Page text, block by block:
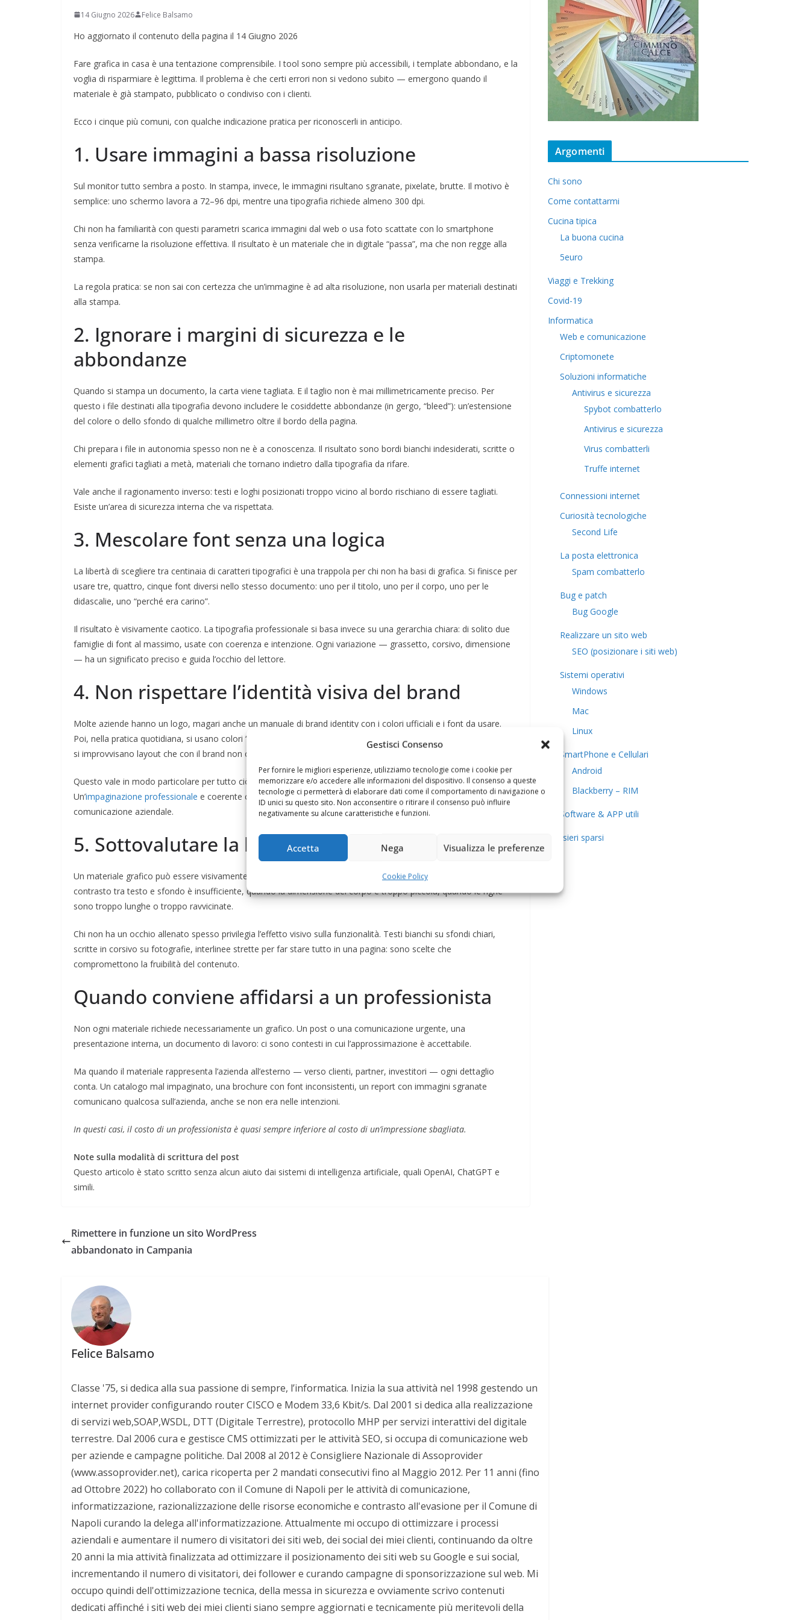
Gestisci Consenso
Per fornire le migliori esperienze, utilizziamo tecnologie come i cookie per
memorizzare e/o accedere alle informazioni del dispositivo. Il consenso a queste
tecnologie ci permetterà di elaborare dati come il comportamento di navigazione o
ID unici su questo sito. Non acconsentire o ritirare il consenso può influire
negativamente su alcune caratteristiche e funzioni.
Accetta Nega Visualizza le preferenze
Cookie Policy
14 Giugno 2026 Felice Balsamo
Ho aggiornato il contenuto della pagina il 14 Giugno 2026
Fare grafica in casa è una tentazione comprensibile. I tool sono sempre più accessibili, i template abbondano, e la
voglia di risparmiare è legittima. Il problema è che certi errori non si vedono subito — emergono quando il
materiale è già stampato, pubblicato o condiviso con i clienti.
Ecco i cinque più comuni, con qualche indicazione pratica per riconoscerli in anticipo.
1. Usare immagini a bassa risoluzione
Sul monitor tutto sembra a posto. In stampa, invece, le immagini risultano sgranate, pixelate, brutte. Il motivo è
semplice: uno schermo lavora a 72–96 dpi, mentre una tipografia richiede almeno 300 dpi.
Chi non ha familiarità con questi parametri scarica immagini dal web o usa foto scattate con lo smartphone
senza verificarne la risoluzione effettiva. Il risultato è un materiale che in digitale “passa”, ma che non regge alla
stampa.
La regola pratica: se non sai con certezza che un’immagine è ad alta risoluzione, non usarla per materiali destinati
alla stampa.
2. Ignorare i margini di sicurezza e le
abbondanze
Quando si stampa un documento, la carta viene tagliata. E il taglio non è mai millimetricamente preciso. Per
questo i file destinati alla tipografia devono includere le cosiddette abbondanze (in gergo, “bleed”): un’estensione
del colore o dello sfondo di qualche millimetro oltre il bordo della pagina.
Chi prepara i file in autonomia spesso non ne è a conoscenza. Il risultato sono bordi bianchi indesiderati, scritte o
elementi grafici tagliati a metà, materiali che tornano indietro dalla tipografia da rifare.
Vale anche il ragionamento inverso: testi e loghi posizionati troppo vicino al bordo rischiano di essere tagliati.
Esiste un’area di sicurezza interna che va rispettata.
3. Mescolare font senza una logica
La libertà di scegliere tra centinaia di caratteri tipografici è una trappola per chi non ha basi di grafica. Si finisce per
usare tre, quattro, cinque font diversi nello stesso documento: uno per il titolo, uno per il corpo, uno per le
didascalie, uno “perché era carino”.
Il risultato è visivamente caotico. La tipografia professionale si basa invece su una gerarchia chiara: di solito due
famiglie di font al massimo, usate con coerenza e intenzione. Ogni variazione — grassetto, corsivo, dimensione
— ha un significato preciso e guida l’occhio del lettore.
4. Non rispettare l’identità visiva del brand
Molte aziende hanno un logo, magari anche un manuale di brand identity con i colori ufficiali e i font da usare.
Poi, nella pratica quotidiana, si usano colori “simili”, si scaricano font gratuiti che “assomigliano” a quelli originali,
si improvvisano layout che con il brand non c’entrano nulla.
Questo vale in modo particolare per tutto ciò che viene stampato: brochure, cataloghi, depliant, report.
Un’impaginazione professionale e coerente con il brand non è un dettaglio: è parte integrante della
comunicazione aziendale.
5. Sottovalutare la leggibilità
Un materiale grafico può essere visivamente attraente e al tempo stesso difficile da leggere. Succede quando il
contrasto tra testo e sfondo è insufficiente, quando la dimensione del corpo è troppo piccola, quando le righe
sono troppo lunghe o troppo ravvicinate.
Chi non ha un occhio allenato spesso privilegia l’effetto visivo sulla funzionalità. Testi bianchi su sfondi chiari,
scritte in corsivo su fotografie, interlinee strette per far stare tutto in una pagina: sono scelte che
compromettono la fruibilità del contenuto.
Quando conviene affidarsi a un professionista
Non ogni materiale richiede necessariamente un grafico. Un post o una comunicazione urgente, una
presentazione interna, un documento di lavoro: ci sono contesti in cui l’approssimazione è accettabile.
Ma quando il materiale rappresenta l’azienda all’esterno — verso clienti, partner, investitori — ogni dettaglio
conta. Un catalogo mal impaginato, una brochure con font inconsistenti, un report con immagini sgranate
comunicano qualcosa sull’azienda, anche se non era nelle intenzioni.
In questi casi, il costo di un professionista è quasi sempre inferiore al costo di un’impressione sbagliata.
Note sulla modalità di scrittura del post
Questo articolo è stato scritto senza alcun aiuto dai sistemi di intelligenza artificiale, quali OpenAI, ChatGPT e
simili.
Rimettere in funzione un sito WordPress
abbandonato in Campania
Felice Balsamo
Classe '75, si dedica alla sua passione di sempre, l’informatica. Inizia la sua attività nel 1998 gestendo un
internet provider configurando router CISCO e Modem 33,6 Kbit/s. Dal 2001 si dedica alla realizzazione
di servizi web,SOAP,WSDL, DTT (Digitale Terrestre), protocollo MHP per servizi interattivi del digitale
terrestre. Dal 2006 cura e gestisce CMS ottimizzati per le attività SEO, si occupa di comunicazione web
per aziende e campagne politiche. Dal 2008 al 2012 è Consigliere Nazionale di Assoprovider
(www.assoprovider.net), carica ricoperta per 2 mandati consecutivi fino al Maggio 2012. Per 11 anni (fino
ad Ottobre 2022) ho collaborato con il Comune di Napoli per le attività di comunicazione,
informatizzazione, razionalizzazione delle risorse economiche e contrasto all'evasione per il Comune di
Napoli curando la delega all'informatizzazione. Attualmente mi occupo di ottimizzare i processi
aziendali e aumentare il numero di visitatori dei siti web, dei social dei miei clienti, continuando da oltre
20 anni la mia attività finalizzata ad ottimizzare il posizionamento dei siti web su Google e sui social,
incrementando il numero di visitatori, dei follower e curando campagne di sponsorizzazione sul web. Mi
occupo quindi dell'ottimizzazione tecnica, della messa in sicurezza e ovviamente scrivo contenuti
dedicati affinché i siti web dei miei clienti siano sempre aggiornati e tecnicamente più meritevoli della
Argomenti
Chi sono
Come contattarmi
Cucina tipica
La buona cucina
5euro
Viaggi e Trekking
Covid-19
Informatica
Web e comunicazione
Criptomonete
Soluzioni informatiche
Antivirus e sicurezza
Spybot combatterlo
Antivirus e sicurezza
Virus combatterli
Truffe internet
Connessioni internet
Curiosità tecnologiche
​Second Life
La posta elettronica
Spam combatterlo
Bug e patch
Bug Google
Realizzare un sito web
SEO (posizionare i siti web)
Sistemi operativi
Windows
Mac
Linux
SmartPhone e Cellulari
Android
Blackberry – RIM
Software & APP utili
Pensieri sparsi